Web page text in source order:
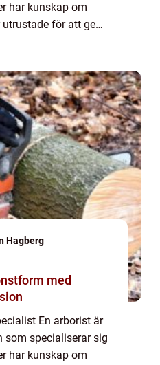
har kunskap om
för att ge
Hagberg
med
En arborist är
som specialiserar sig
har kunskap om